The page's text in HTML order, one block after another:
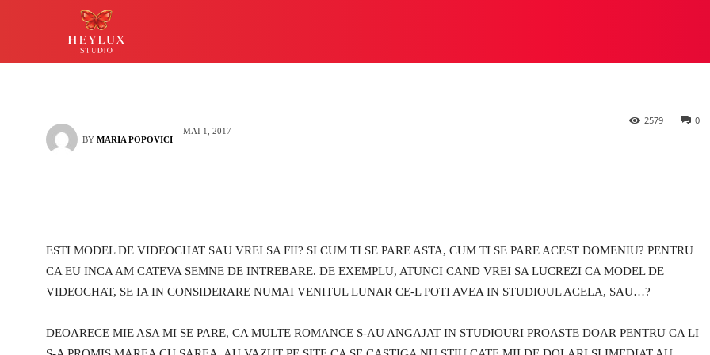
singurul care-mi ofera ce-mi trebuie
BY MARIA POPOVICI
MAI 1, 2017
0
2579
ESTI MODEL DE VIDEOCHAT SAU VREI SA FII? SI CUM TI SE PARE ASTA, CUM TI SE PARE ACEST DOMENIU? PENTRU
CA EU INCA AM CATEVA SEMNE DE INTREBARE. DE EXEMPLU, ATUNCI CAND VREI SA LUCREZI CA MODEL DE
VIDEOCHAT, SE IA IN CONSIDERARE NUMAI VENITUL LUNAR CE-L POTI AVEA IN STUDIOUL ACELA, SAU…?
DEOARECE MIE ASA MI SE PARE, CA MULTE ROMANCE S-AU ANGAJAT IN STUDIOURI PROASTE DOAR PENTRU CA LI